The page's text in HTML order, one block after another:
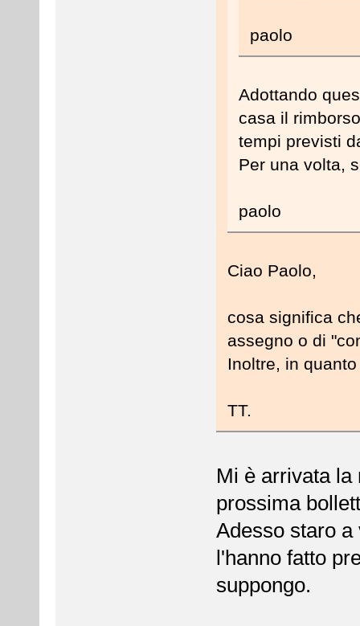
paolo
Adottando
casa il
tempi previsti
Per una volta,
paolo
Ciao Paolo,
cosa significa
assegno o di
Inoltre, in
TT.
Mi è arrivata la
prossima
Adesso staro
l'hanno fatto
suppongo.